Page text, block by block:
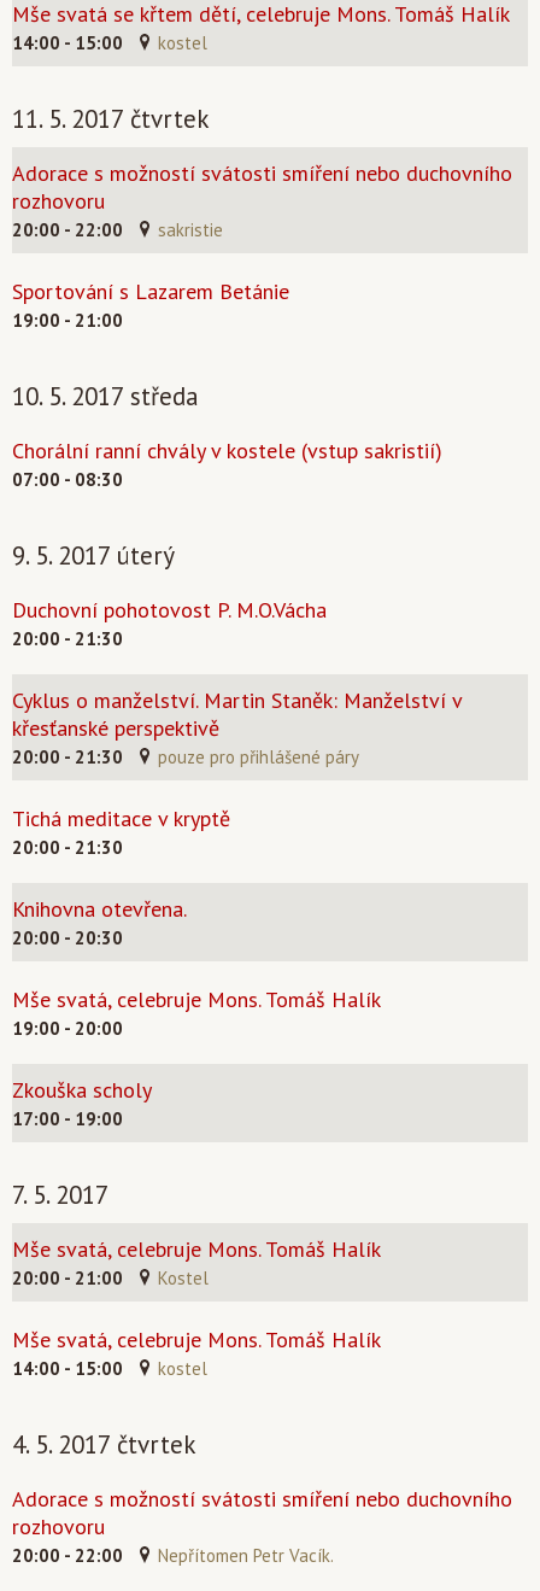
Mše svatá se křtem dětí, celebruje Mons. Tomáš Halík
14:00 - 15:00 kostel
11. 5. 2017 čtvrtek
Adorace s možností svátosti smíření nebo duchovního
rozhovoru
20:00 - 22:00 sakristie
Sportování s Lazarem Betánie
19:00 - 21:00
10. 5. 2017 středa
Chorální ranní chvály v kostele (vstup sakristií)
07:00 - 08:30
9. 5. 2017 úterý
Duchovní pohotovost P. M.O.Vácha
20:00 - 21:30
Cyklus o manželství. Martin Staněk: Manželství v
křesťanské perspektivě
20:00 - 21:30 pouze pro přihlášené páry
Tichá meditace v kryptě
20:00 - 21:30
Knihovna otevřena.
20:00 - 20:30
Mše svatá, celebruje Mons. Tomáš Halík
19:00 - 20:00
Zkouška scholy
17:00 - 19:00
7. 5. 2017
Mše svatá, celebruje Mons. Tomáš Halík
20:00 - 21:00 Kostel
Mše svatá, celebruje Mons. Tomáš Halík
14:00 - 15:00 kostel
4. 5. 2017 čtvrtek
Adorace s možností svátosti smíření nebo duchovního
rozhovoru
20:00 - 22:00 Nepřítomen Petr Vacík.